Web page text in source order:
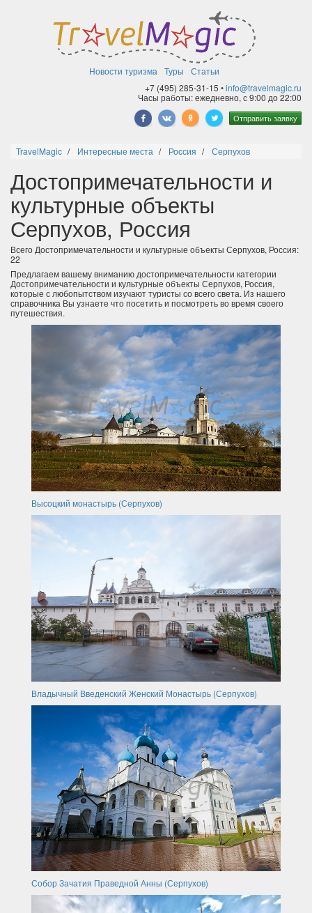
Новости туризма Туры
Статьи
+7 (495) 285-31-15 •info@travelmagic.ru
Часы работы: ежедневно, с 9:00 до 22:00
Отправить заявку
TravelMagic Интересные места Россия Серпухов
Достопримечательности и
культурные объекты
Серпухов, Россия
Всего Достопримечательности и культурные объекты Серпухов, Россия:
22
Предлагаем вашему вниманию достопримечательности категории
Достопримечательности и культурные объекты Серпухов, Россия,
которые с любопытством изучают туристы со всего света. Из нашего
справочника Вы узнаете что посетить и посмотреть во время своего
путешествия.
Высоцкий монастырь (Серпухов)
Владычный Введенский Женский Монастырь (Серпухов)
Собор Зачатия Праведной Анны (Серпухов)